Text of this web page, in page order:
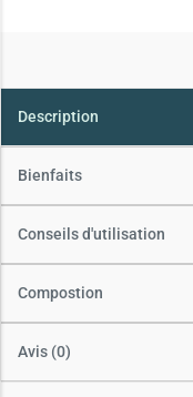
Compostion
Conseils d'utilisation
Bienfaits
Description
Avis (0)